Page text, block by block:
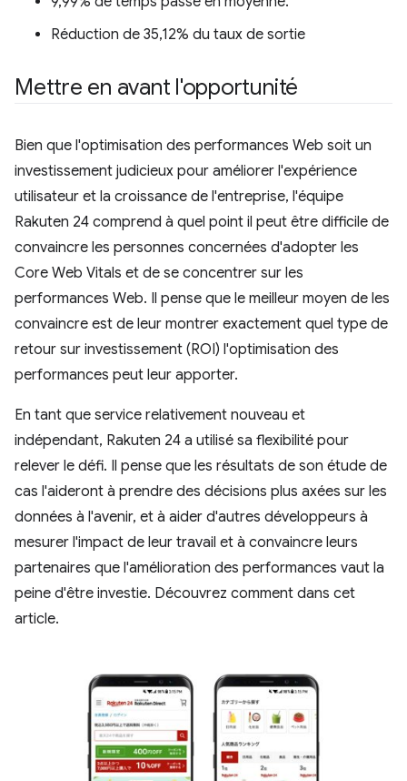
Réduction de 35,12% du taux de sortie
Mettre en avant l'opportunité
Bien que l'optimisation des performances Web soit un
investissement judicieux pour améliorer l'expérience
utilisateur et la croissance de l'entreprise, l'équipe
Rakuten 24 comprend à quel point il peut être difficile de
convaincre les personnes concernées d'adopter les
Core Web Vitals et de se concentrer sur les
performances Web. Il pense que le meilleur moyen de les
convaincre est de leur montrer exactement quel type de
retour sur investissement (ROI) l'optimisation des
performances peut leur apporter.
En tant que service relativement nouveau et
indépendant, Rakuten 24 a utilisé sa flexibilité pour
relever le défi. Il pense que les résultats de son étude de
cas l'aideront à prendre des décisions plus axées sur les
données à l'avenir, et à aider d'autres développeurs à
mesurer l'impact de leur travail et à convaincre leurs
partenaires que l'amélioration des performances vaut la
peine d'être investie. Découvrez comment dans cet
article.